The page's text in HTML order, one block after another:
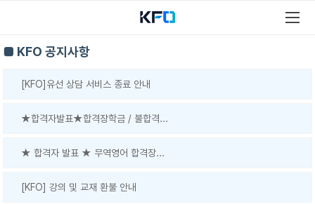
■ KFO 공지사항
[KFO]유선 상담 서비스 종료 안내
★합격자발표★합격장학금 / 불합격...
★ 합격자 발표 ★ 무역영어 합격장...
[KFO] 강의 및 교재 환불 안내